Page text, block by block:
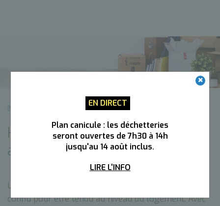
EN DIRECT
Plan canicule : les déchetteries
seront ouvertes de 7h30 à 14h
jusqu'au 14 août inclus.
LIRE L'INFO
INFOS ET LOISIRS DOSSIERS THÉMATIQUES
Habiter autrement, pour vivre
autrement
Le territoire de l’agglomération d’Annemasse est
connu pour être tendu au niveau du logement. Avec